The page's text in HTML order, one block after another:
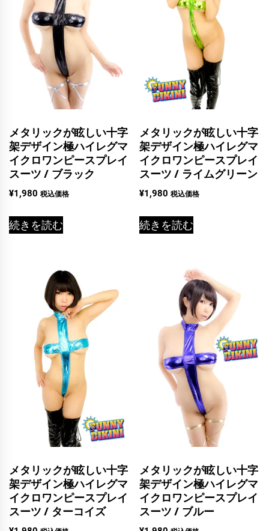
メタリックが眩しい十字
架デザイン極ハイレグマ
イクロワンピースプレイ
スーツ / ブラック
¥1,980 税込価格
続きを読む
メタリックが眩しい十字
架デザイン極ハイレグマ
イクロワンピースプレイ
スーツ / ライムグリーン
¥1,980 税込価格
続きを読む
メタリックが眩しい十字
架デザイン極ハイレグマ
イクロワンピースプレイ
スーツ / ターコイズ
メタリックが眩しい十字
架デザイン極ハイレグマ
イクロワンピースプレイ
スーツ / ブルー